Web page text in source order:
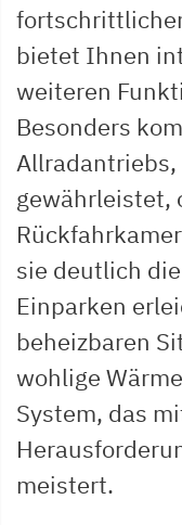
bietet Ihnen
weiteren
Besonders
Allradantriebs,
gewährleistet,
sie deutlich
Einparken
beheizbaren
wohlige
System, das
meistert.